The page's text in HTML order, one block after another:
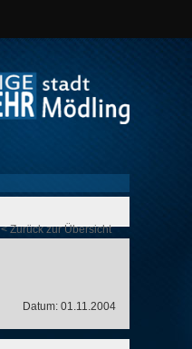
< Zurück zur Übersicht
Datum: 01.11.2004